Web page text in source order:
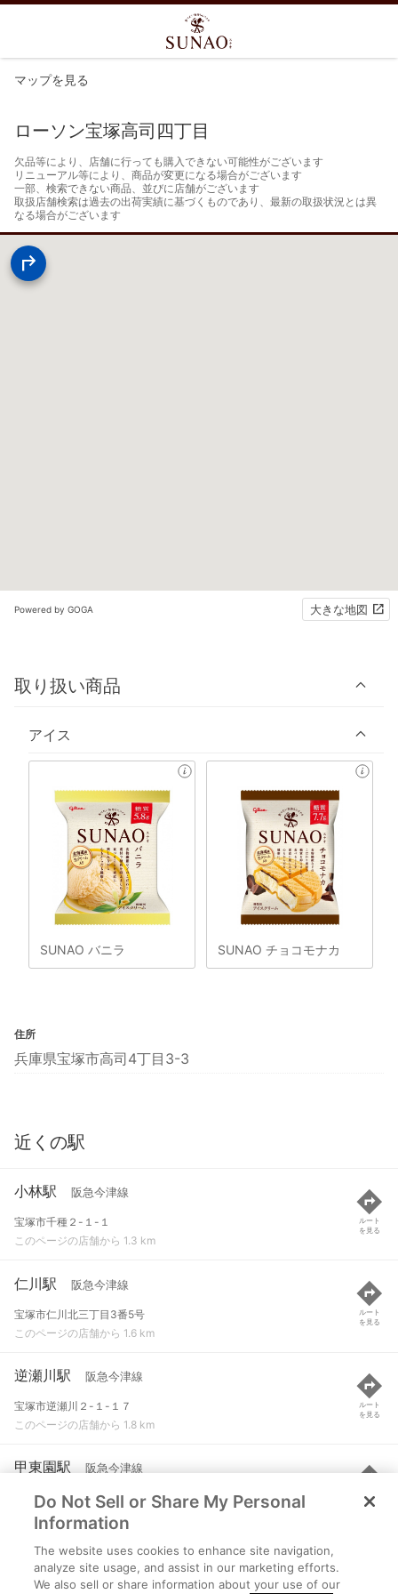
マップを見る
ローソン宝塚高司四丁目
欠品等により、店舗に行っても購入できない可能性がございます
リニューアル等により、商品が変更になる場合がございます
一部、検索できない商品、並びに店舗がございます
取扱店舗検索は過去の出荷実績に基づくものであり、最新の取扱状況とは異
なる場合がございます
Powered by GOGA 大きな地図
取り扱い商品
アイス
SUNAO バニラ SUNAO チョコモナカ
住所
兵庫県宝塚市高司4丁目3-3
近くの駅
小林駅 阪急今津線
宝塚市千種２-１-１
このページの店舗から 1.3 km
ルート
を見る
仁川駅 阪急今津線
宝塚市仁川北三丁目3番5号
このページの店舗から 1.6 km
ルート
を見る
逆瀬川駅 阪急今津線
宝塚市逆瀬川２-１-１７
このページの店舗から 1.8 km
ルート
を見る
甲東園駅 阪急今津線
西宮市甲東園１-２０４
このページの店舗から 2.4 km
ルート
を見る
宝塚南口駅
宝塚市梅野町１-４８
Do Not Sell or Share My Personal
Information
The website uses cookies to enhance site navigation,
analyze site usage, and assist in our marketing efforts.
We also sell or share information about your use of our